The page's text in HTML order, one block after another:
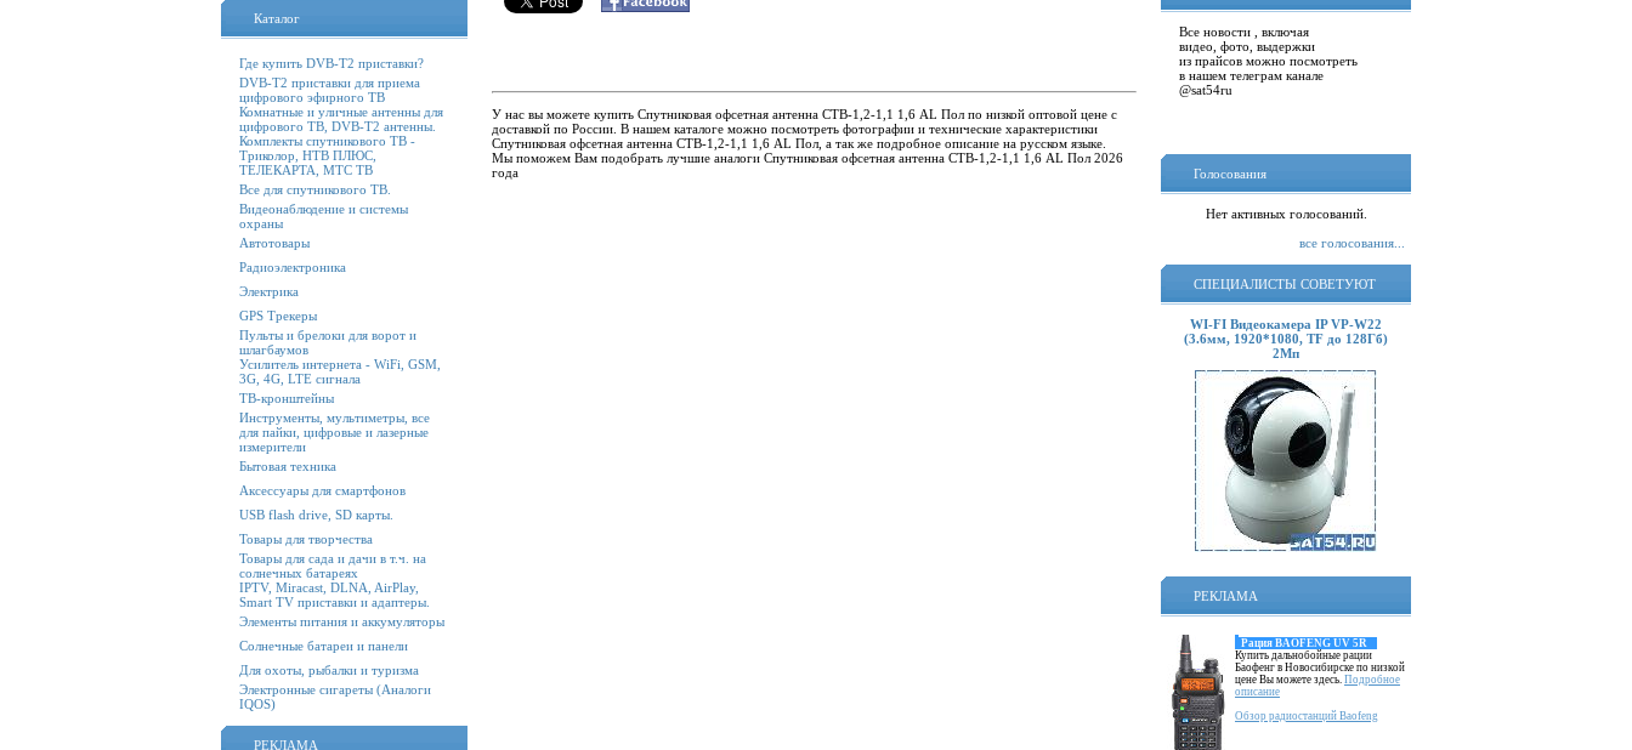
Каталог
Где купить DVB-T2 приставки?
DVB-T2 приставки для приема
цифрового эфирного ТВ
Комнатные и уличные антенны для
цифрового ТВ, DVB-T2 антенны.
Комплекты спутникового ТВ -
Триколор, НТВ ПЛЮС,
ТЕЛЕКАРТА, МТС ТВ
Все для спутникового ТВ.
Видеонаблюдение и системы
охраны
Автотовары
Радиоэлектроника
Электрика
GPS Трекеры
Пульты и брелоки для ворот и
шлагбаумов
Усилитель интернета - WiFi, GSM,
3G, 4G, LTE сигнала
ТВ-кронштейны
Инструменты, мультиметры, все
для пайки, цифровые и лазерные
измерители
Бытовая техника
Аксессуары для смартфонов
USB flash drive, SD карты.
Товары для творчества
Товары для сада и дачи в т.ч. на
солнечных батареях
IPTV, Miracast, DLNA, AirPlay,
Smart TV приставки и адаптеры.
Элементы питания и аккумуляторы
Солнечные батареи и панели
Для охоты, рыбалки и туризма
Электронные сигареты (Аналоги
IQOS)
РЕКЛАМА
У нас вы можете купить Спутниковая офсетная антенна СТВ-1,2-1,1 1,6 AL Пол по низкой оптовой цене с
доставкой по России. В нашем каталоге можно посмотреть фотографии и технические характеристики
Спутниковая офсетная антенна СТВ-1,2-1,1 1,6 AL Пол, а так же подробное описание на русском языке.
Мы поможем Вам подобрать лучшие аналоги Спутниковая офсетная антенна СТВ-1,2-1,1 1,6 AL Пол 2026
года
Все новости , включая
видео, фото, выдержки
из прайсов можно посмотреть
в нашем телеграм канале
@sat54ru
Голосования
Нет активных голосований.
все голосования...
СПЕЦИАЛИСТЫ СОВЕТУЮТ
WI-FI Видеокамера IP VP-W22
(3.6мм, 1920*1080, TF до 128Гб)
2Мп
РЕКЛАМА
Рация BAOFENG UV 5R
Купить дальнобойные рации
Баофенг в Новосибирске по низкой
цене Вы можете здесь. Подробное
описание
Обзор радиостанций Baofeng